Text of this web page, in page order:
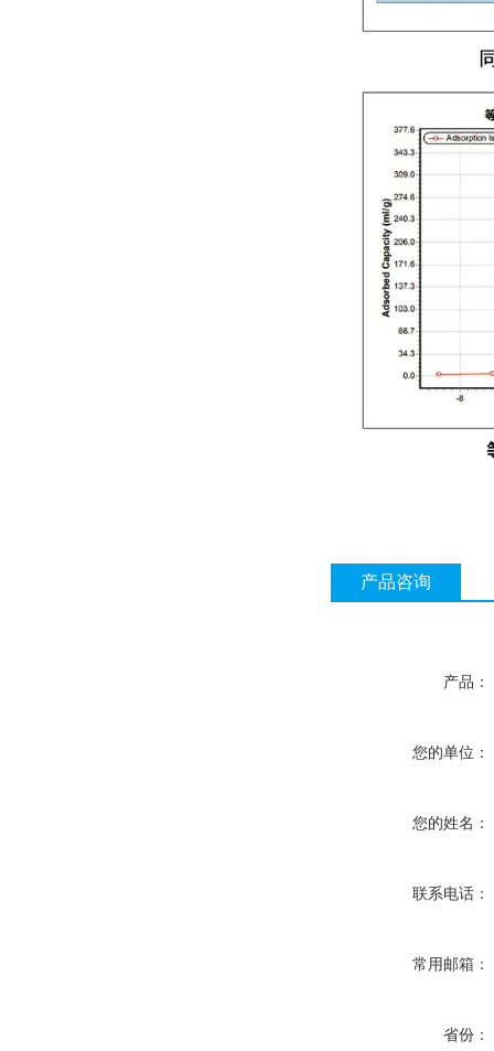
产品咨询
产品：
您的单位：
您的姓名：
联系电话：
常用邮箱：
省份：